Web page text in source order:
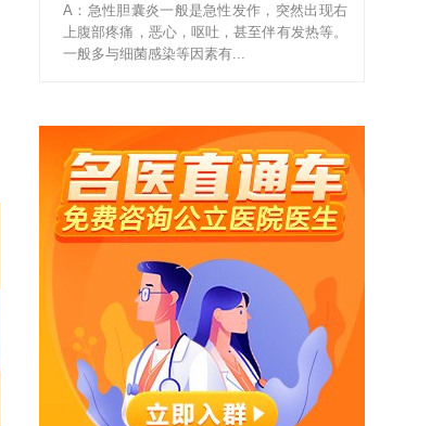
A：急性胆囊炎一般是急性发作，突然出现右
上腹部疼痛，恶心，呕吐，甚至伴有发热等。
一般多与细菌感染等因素有...